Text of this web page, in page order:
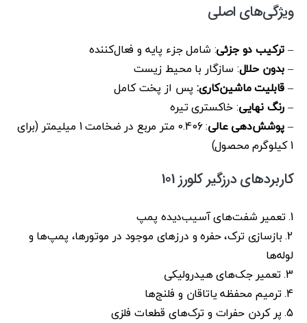
ویژگی‌های اصلی
–ترکیب دو جزئی: شامل جزء پایه و فعال‌کننده
–بدون حلال: سازگار با محیط زیست
–قابلیت ماشین‌کاری:پس از پخت کامل
–رنگ نهایی: خاکستری تیره
–پوشش‌دهی عالی
: 0.406 متر مربع در ضخامت 1 میلیمتر (برای
1 کیلوگرم محصول)
کاربردهای درزگیر کلورز 101
1. تعمیر شفت‌های آسیب‌دیده پمپ
2. بازسازی ترک، حفره و درزهای موجود در موتورها، پمپ‌ها و
لوله‌ها
3. تعمیر جک‌های هیدرولیکی
4. ترمیم محفظه یاتاقان و فلنج‌ها
5. پر کردن حفرات و ترک‌های قطعات فلزی